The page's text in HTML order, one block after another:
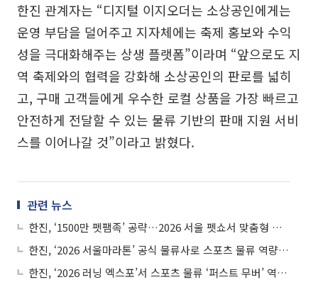
한진 관계자는 “디지털 이지오더는 소상공인에게는
운영 부담을 덜어주고 지자체에는 축제 홍보와 수익
성을 극대화해주는 상생 플랫폼”이라며 “앞으로도 지
역 축제와의 협력을 강화해 소상공인의 판로를 넓히
고, 구매 고객들에게 우수한 로컬 상품을 가장 빠르고
안전하게 전달할 수 있는 물류 기반의 판매 지원 서비
스를 이어나갈 것”이라고 밝혔다.
관련 뉴스
한진, ‘1500만 펫팸족’ 공략…2026 서울 펫쇼서 맞춤형 물류 솔루션 선봬
한진, ‘2026 서울마라톤’ 공식 물류사로 스포츠 물류 역량 입증
한진, ‘2026 러닝 엑스포’서 스포츠 물류 ‘퍼스트 무버’ 역량 입증